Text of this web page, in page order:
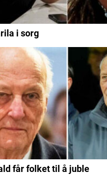
i sorg
får folket til å juble